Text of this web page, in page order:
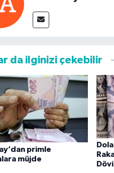
da ilginizi çekebilir
primle
müjde